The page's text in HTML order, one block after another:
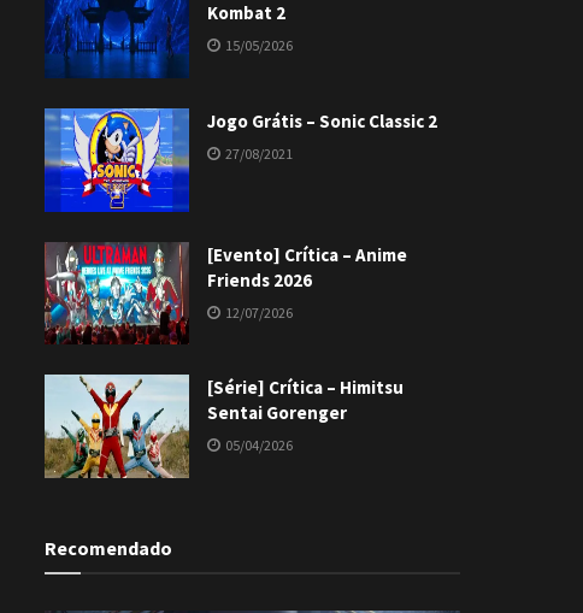
Kombat 2
15/05/2026
Jogo Grátis – Sonic Classic 2
27/08/2021
[Evento] Crítica – Anime
Friends 2026
12/07/2026
[Série] Crítica – Himitsu
Sentai Gorenger
05/04/2026
Recomendado